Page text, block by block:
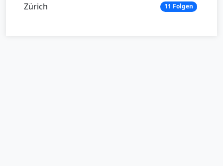
Zürich 11 Folgen